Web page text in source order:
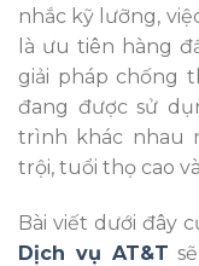
nhắc kỹ lưỡng,
là ưu tiên hàng
giải pháp chống
đang được sử
trình khác nhau
trội, tuổi thọ cao
Bài viết dưới đây
Dịch vụ AT&T